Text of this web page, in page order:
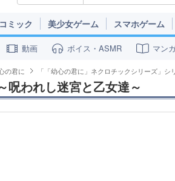
ミック 美少女ゲーム スマホゲーム
動画 ボイス・ASMR マン
の君に 「「幼心の君に」ネクロチックシリーズ」シ
呪われし迷宮と乙女達～